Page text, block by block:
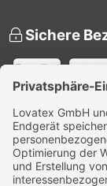
Sichere